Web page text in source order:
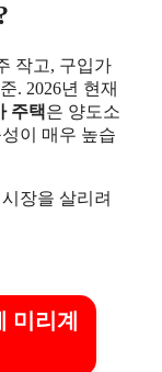
작고, 구입가
. 2026년 현재
주택은 양도소
이 매우 높습
장을 살리려
미리계